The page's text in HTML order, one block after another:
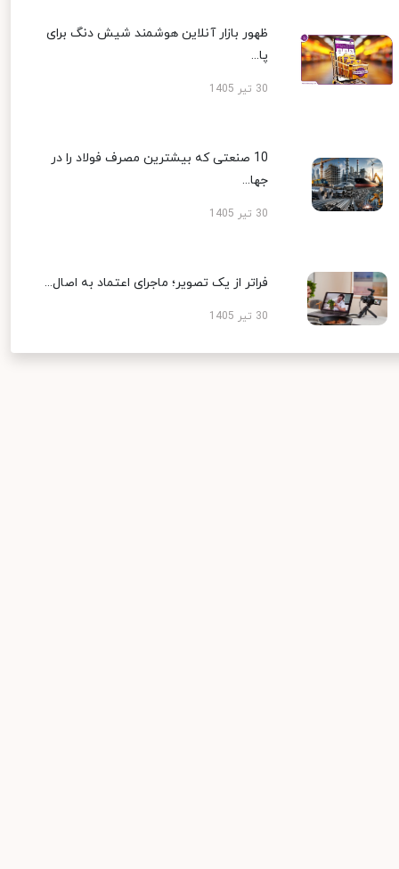
ظهور بازار آنلاین هوشمند شیش دنگ برای
پا...
30 تیر 1405
10 صنعتی که بیشترین مصرف فولاد را در
جها...
30 تیر 1405
فراتر از یک تصویر؛ ماجرای اعتماد به اصال...
30 تیر 1405